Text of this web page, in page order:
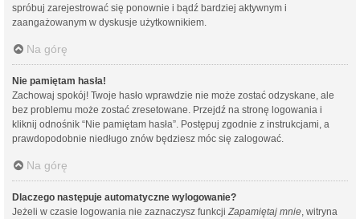
spróbuj zarejestrować się ponownie i bądź bardziej aktywnym i
zaangażowanym w dyskusje użytkownikiem.
Na górę
Nie pamiętam hasła!
Zachowaj spokój! Twoje hasło wprawdzie nie może zostać odzyskane, ale
bez problemu może zostać zresetowane. Przejdź na stronę logowania i
kliknij odnośnik “Nie pamiętam hasła”. Postępuj zgodnie z instrukcjami, a
prawdopodobnie niedługo znów będziesz móc się zalogować.
Na górę
Dlaczego następuje automatyczne wylogowanie?
Jeżeli w czasie logowania nie zaznaczysz funkcji Zapamiętaj mnie , witryna